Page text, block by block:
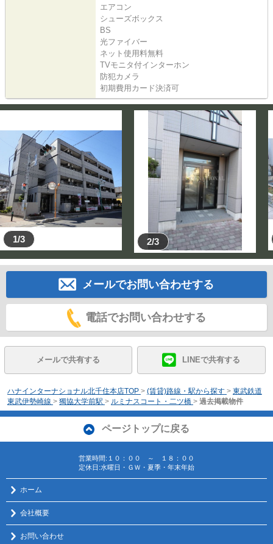
エアコン
シューズボックス
BS
光ファイバー
ネット使用料無料
TVモニタ付インターホン
防犯カメラ
初期費用カード決済可
1/3 2/3
メールでお問い合わせする
電話でお問い合わせする
メールで共有する LINEで共有する
ハナインターナショナル北千住本店TOP > (賃貸)路線・駅から探す > 東武鉄道
東武伊勢崎線 > 獨協大学前駅 > ルミナスコート・二ツ橋 > 過去掲載物件
ページトップに戻る
営業時間:１０：００ ～ １８：００
定休日:水曜日・ＧＷ・夏季・年末年始
ホーム
会社概要
お問い合わせ